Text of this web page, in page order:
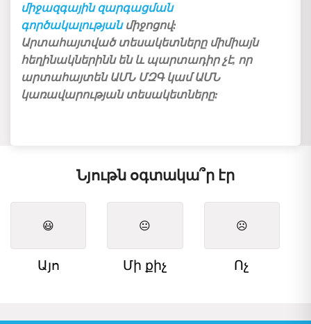
միջազգային զարգացման
գործակալությանմիջոցով:
Արտահայտված տեսակետները միմիայն
հեղինակներինն են և պարտադիր չէ, որ
արտահայտեն ԱՄՆ ՄԶԳ կամ ԱՄՆ
կառավարության տեսակետները:
Նյութն օգտակա՞ր էր
😃
Այո
😐
Մի քիչ
☹️
Ոչ